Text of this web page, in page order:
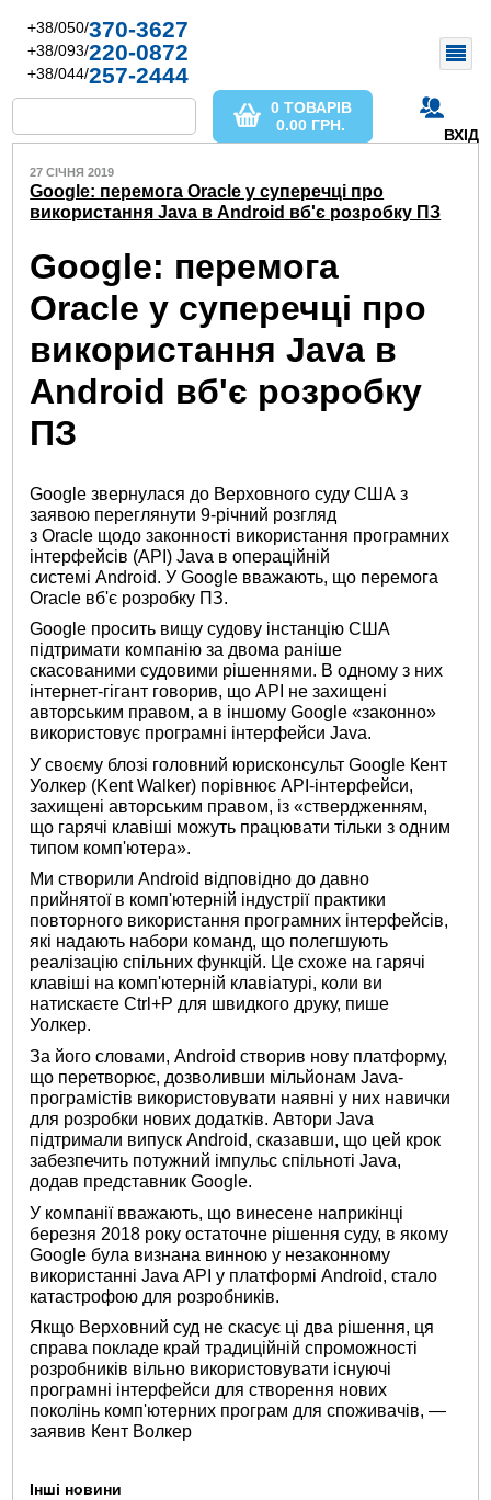
+38/050/370-3627
+38/093/220-0872
+38/044/257-2444
ВХІД
0 ТОВАРІВ
0.00 ГРН.
27 СІЧНЯ 2019
Google: перемога Oracle у суперечці про
використання Java в Android вб'є розробку ПЗ
Google: перемога
Oracle у суперечці про
використання Java в
Android вб'є розробку
ПЗ
Google звернулася до Верховного суду США з
заявою переглянути 9-річний розгляд
з Oracle щодо законності використання програмних
інтерфейсів (API) Java в операційній
системі Android. У Google вважають, що перемога
Oracle вб'є розробку ПЗ.
Google просить вищу судову інстанцію США
підтримати компанію за двома раніше
скасованими судовими рішеннями. В одному з них
інтернет-гігант говорив, що API не захищені
авторським правом, а в іншому Google «законно»
використовує програмні інтерфейси Java.
У своєму блозі головний юрисконсульт Google Кент
Уолкер (Kent Walker) порівнює API-інтерфейси,
захищені авторським правом, із «ствердженням,
що гарячі клавіші можуть працювати тільки з одним
типом комп'ютера».
Ми створили Android відповідно до давно
прийнятої в комп'ютерній індустрії практики
повторного використання програмних інтерфейсів,
які надають набори команд, що полегшують
реалізацію спільних функцій. Це схоже на гарячі
клавіші на комп'ютерній клавіатурі, коли ви
натискаєте Ctrl+P для швидкого друку, пише
Уолкер.
За його словами, Android створив нову платформу,
що перетворює, дозволивши мільйонам Java-
програмістів використовувати наявні у них навички
для розробки нових додатків. Автори Java
підтримали випуск Android, сказавши, що цей крок
забезпечить потужний імпульс спільноті Java,
додав представник Google.
У компанії вважають, що винесене наприкінці
березня 2018 року остаточне рішення суду, в якому
Google була визнана винною у незаконному
використанні Java API у ​​платформі Android, стало
катастрофою для розробників.
Якщо Верховний суд не скасує ці два рішення, ця
справа покладе край традиційній спроможності
розробників вільно використовувати існуючі
програмні інтерфейси для створення нових
поколінь комп'ютерних програм для споживачів, —
заявив Кент Волкер
Інші новини